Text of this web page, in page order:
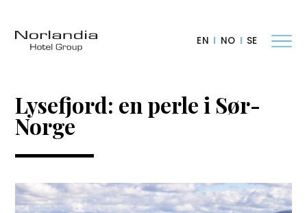
EN NO SE
Lysefjord: en perle i Sør-
Norge